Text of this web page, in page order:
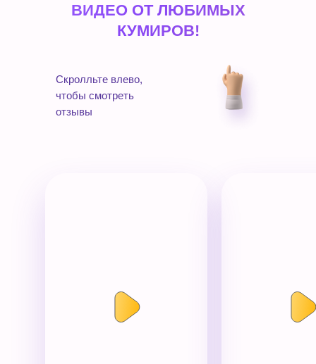
ВИДЕО ОТ ЛЮБИМЫХ
КУМИРОВ!
Скролльте влево,
чтобы смотреть
отзывы